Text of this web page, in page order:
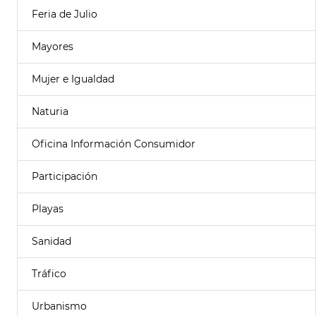
Feria de Julio
Mayores
Mujer e Igualdad
Naturia
Oficina Información Consumidor
Participación
Playas
Sanidad
Tráfico
Urbanismo